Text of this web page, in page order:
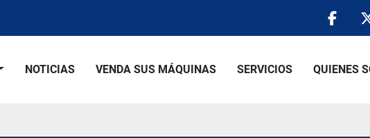
NOTICIAS VENDA SUS MÁQUINAS SERVICIOS QUIENES